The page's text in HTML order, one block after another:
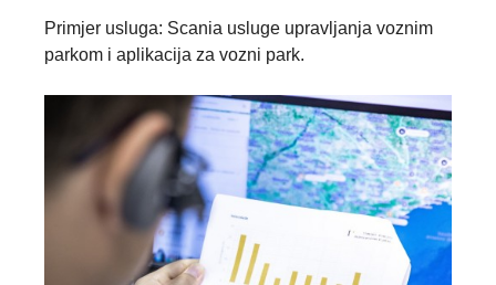
Primjer usluga: Scania usluge upravljanja voznim
parkom i aplikacija za vozni park.